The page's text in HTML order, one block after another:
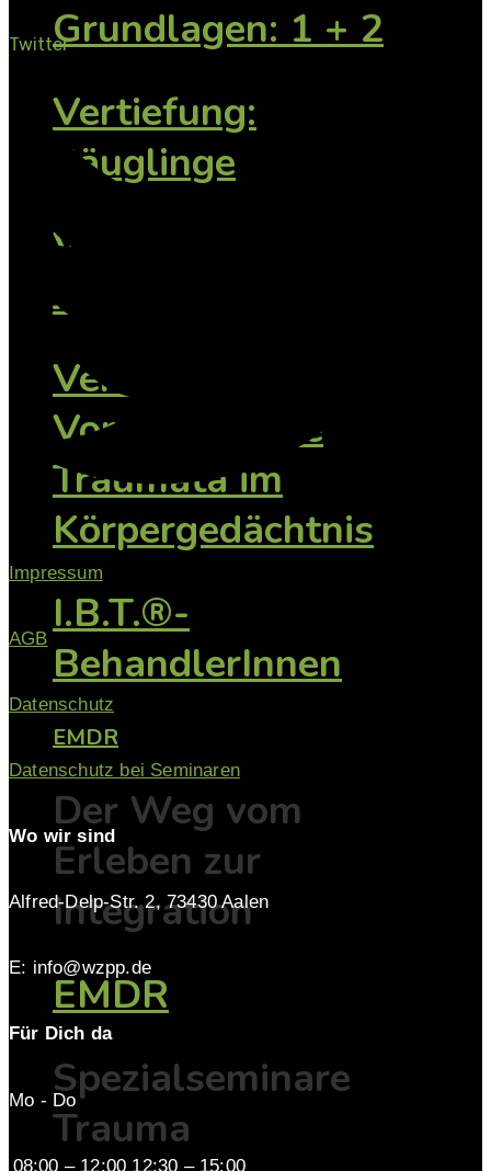
Grundlagen: 1 + 2
Vertiefung:
Säuglinge
Vertiefung: Kind
Jugendliche
Vertiefung:
Vorsprachliche
Traumata im
Körpergedächtnis
I.B.T.®-
BehandlerInnen
EMDR
Der Weg vom
Erleben zur
Integration
EMDR
Spezialseminare
Trauma
Twitter
Impressum
AGB
Datenschutz
Datenschutz bei Seminaren
Wo wir sind
Alfred-Delp-Str. 2, 73430 Aalen
E: info@wzpp.de
Für Dich da
Mo - Do
08:00 – 12:00 12:30 – 15:00